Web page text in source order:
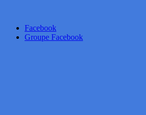
Facebook
Groupe Facebook